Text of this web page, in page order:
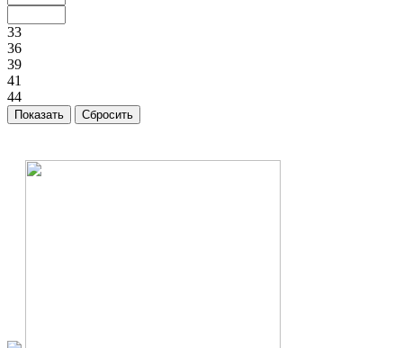
33
36
39
41
44